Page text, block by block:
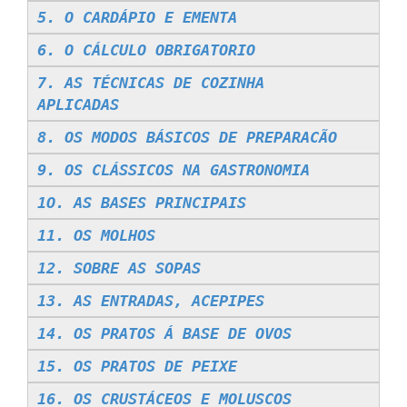
5. O CARDÁPIO E EMENTA
6. O CÁLCULO OBRIGATORIO
7. AS TÉCNICAS DE COZINHA
APLICADAS
8. OS MODOS BÁSICOS DE PREPARACÃO
9. OS CLÁSSICOS NA GASTRONOMIA
1O. AS BASES PRINCIPAIS
11. OS MOLHOS
12. SOBRE AS SOPAS
13. AS ENTRADAS, ACEPIPES
14. OS PRATOS Á BASE DE OVOS
15. OS PRATOS DE PEIXE
16. OS CRUSTÁCEOS E MOLUSCOS